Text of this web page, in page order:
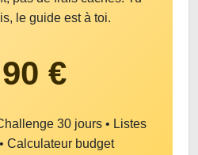
le guide est à toi.
€
30 jours • Listes
Calculateur budget